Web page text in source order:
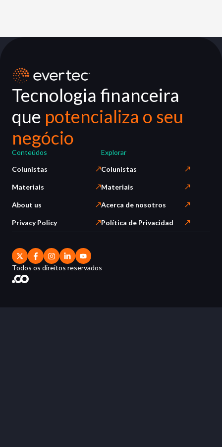
Tecnologia financeira
que potencializa o seu
negócio
Conteúdos
Colunistas
Materiais
About us
Privacy Policy
Explorar
Colunistas
Materiais
Acerca de nosotros
Política de Privacidad
Todos os direitos reservados